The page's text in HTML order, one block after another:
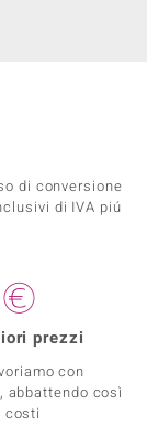
di conversione
di IVA piú
prezzi
con
abbattendo così
costi